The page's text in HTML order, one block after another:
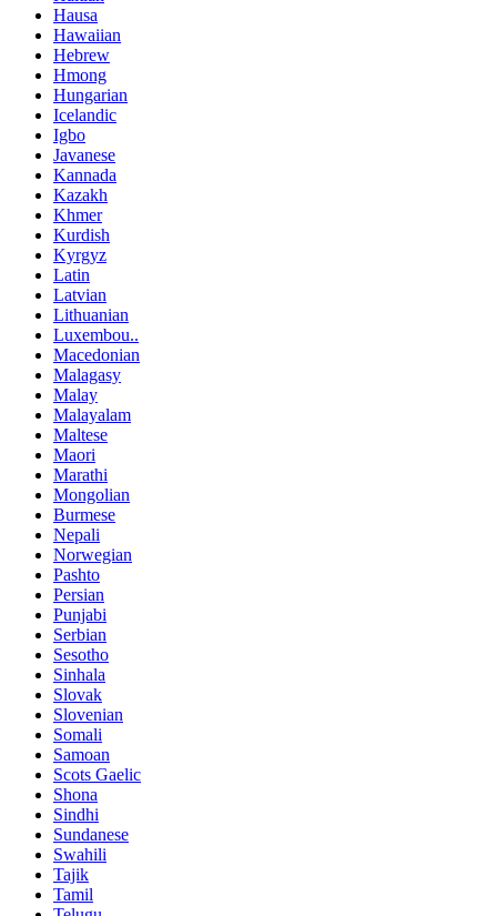
Hausa
Hawaiian
Hebrew
Hmong
Hungarian
Icelandic
Igbo
Javanese
Kannada
Kazakh
Khmer
Kurdish
Kyrgyz
Latin
Latvian
Lithuanian
Luxembou..
Macedonian
Malagasy
Malay
Malayalam
Maltese
Maori
Marathi
Mongolian
Burmese
Nepali
Norwegian
Pashto
Persian
Punjabi
Serbian
Sesotho
Sinhala
Slovak
Slovenian
Somali
Samoan
Scots Gaelic
Shona
Sindhi
Sundanese
Swahili
Tajik
Tamil